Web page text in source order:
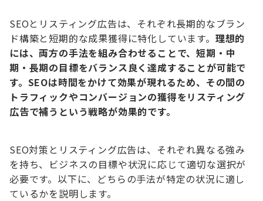
SEOとリスティング広告は、それぞれ長期的なブラン
ド構築と短期的な成果獲得に特化しています。 理想的
には、両方の手法を組み合わせることで、短期・中
期・長期の目標をバランス良く達成することが可能で
す。SEOは時間をかけて効果が現れるため、その間の
トラフィックやコンバージョンの獲得をリスティング
広告で補うという戦略が効果的です。
SEO対策とリスティング広告は、それぞれ異なる強み
を持ち、ビジネスの目標や状況に応じて適切な選択が
必要です。以下に、どちらの手法が特定の状況に適し
ているかを説明します。